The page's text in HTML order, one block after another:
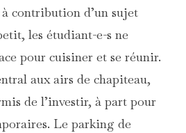
contribution d’un sujet
les étudiant-e-s ne
pour cuisiner et se réunir.
aux airs de chapiteau,
de l’investir, à part pour
Le parking de